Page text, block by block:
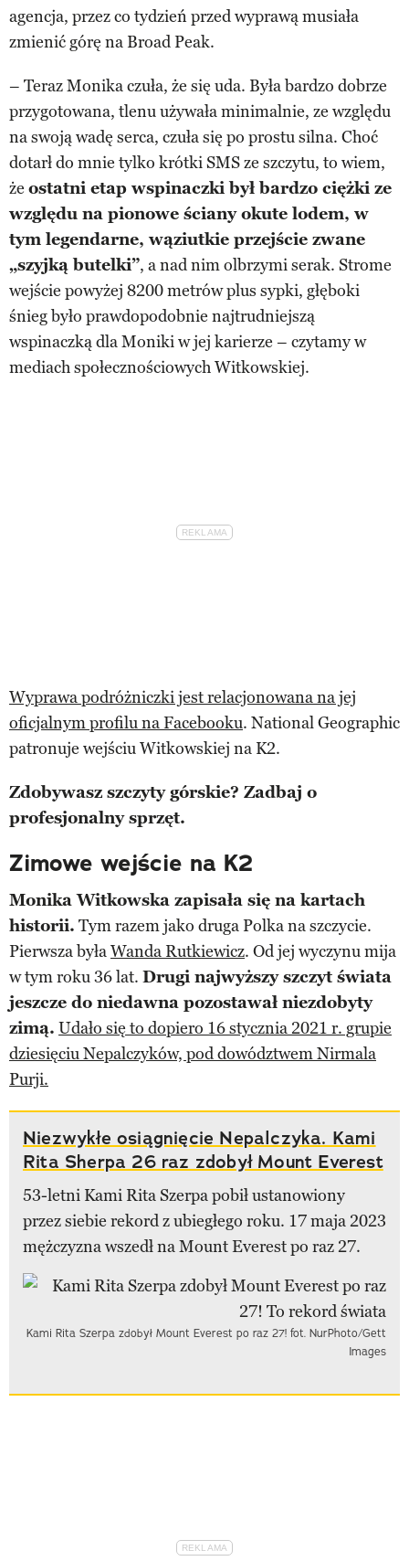
agencja, przez co tydzień przed wyprawą musiała
zmienić górę na Broad Peak.
– Teraz Monika czuła, że się uda. Była bardzo dobrze
przygotowana, tlenu używała minimalnie, ze względu
na swoją wadę serca, czuła się po prostu silna. Choć
dotarł do mnie tylko krótki SMS ze szczytu, to wiem,
że ostatni etap wspinaczki był bardzo ciężki ze
względu na pionowe ściany okute lodem, w
tym legendarne, wąziutkie przejście zwane
„szyjką butelki”, a nad nim olbrzymi serak. Strome
wejście powyżej 8200 metrów plus sypki, głęboki
śnieg było prawdopodobnie najtrudniejszą
wspinaczką dla Moniki w jej karierze – czytamy w
mediach społecznościowych Witkowskiej.
Wyprawa podróżniczki jest relacjonowana na jej
oficjalnym profilu na Facebooku. National Geographic
patronuje wejściu Witkowskiej na K2.
Zdobywasz szczyty górskie? Zadbaj o
profesjonalny sprzęt.
Zimowe wejście na K2
Monika Witkowska zapisała się na kartach
historii. Tym razem jako druga Polka na szczycie.
Pierwsza byłaWanda Rutkiewicz. Od jej wyczynu mija
w tym roku 36 lat. Drugi najwyższy szczyt świata
jeszcze do niedawna pozostawał niezdobyty
zimą. Udało się to dopiero 16 stycznia 2021 r. grupie
dziesięciu Nepalczyków, pod dowództwem Nirmala
Purji.
Niezwykłe osiągnięcie Nepalczyka. Kami
Rita Sherpa 26 raz zdobył Mount Everest
53-letni Kami Rita Szerpa pobił ustanowiony
przez siebie rekord z ubiegłego roku. 17 maja 2023
mężczyzna wszedł na Mount Everest po raz 27.
Kami Rita Szerpa zdobył Mount Everest po raz 27! fot. NurPhoto/Gett
Images